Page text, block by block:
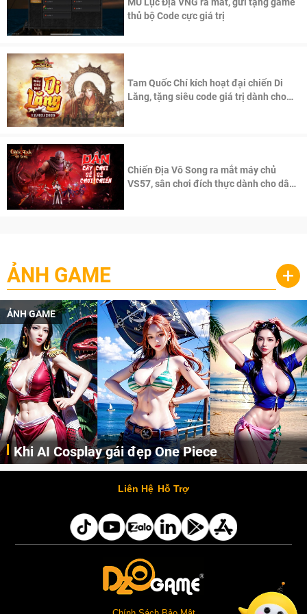
thủ bộ Code cực giá trị
Tam Quốc Chí kích hoạt đại chiến Di
Lăng, tặng siêu code giá trị dành cho
Chiến Địa Vô Song ra mắt máy chủ
VS57, sân chơi đích thực dành cho dân
ẢNH GAME +
ẢNH GAME
Khi AI Cosplay gái đẹp One Piece
Những cô nàng nóng bỏng Boa Hancock, Nico Robin, Nami, Yamato hay Perona được AI vẽ lại dưới hình thức Cosplay cực kỳ chuẩn chỉnh.
Liên Hệ Hỗ Trợ